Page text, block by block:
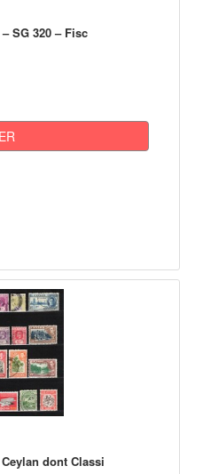
SG 320 – Fisc
dont Classi